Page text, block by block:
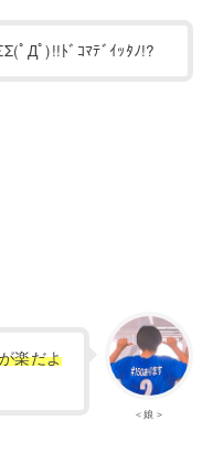
ﾟДﾟ)!!ﾄﾞｺﾏﾃﾞｲｯﾀﾉ!?
＜娘＞
楽だよ